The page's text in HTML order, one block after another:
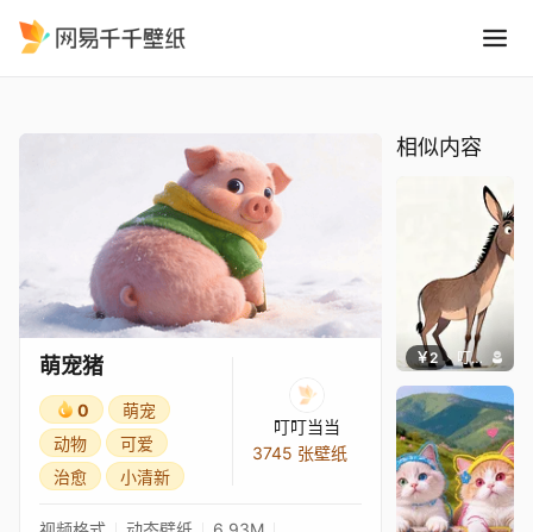
萌宠猪
0
萌宠
动物
可爱
治愈
小清新
叮叮当当
3745 张壁纸
相似内容
￥2 叮叮当当